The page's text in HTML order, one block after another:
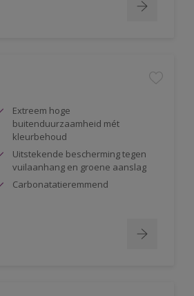
Extreem hoge
buitenduurzaamheid mét
kleurbehoud
Uitstekende bescherming tegen
vuilaanhang en groene aanslag
Carbonatatieremmend